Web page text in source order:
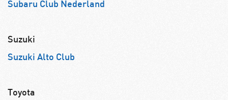
Subaru Club Nederland
Suzuki
Suzuki Alto Club
Toyota